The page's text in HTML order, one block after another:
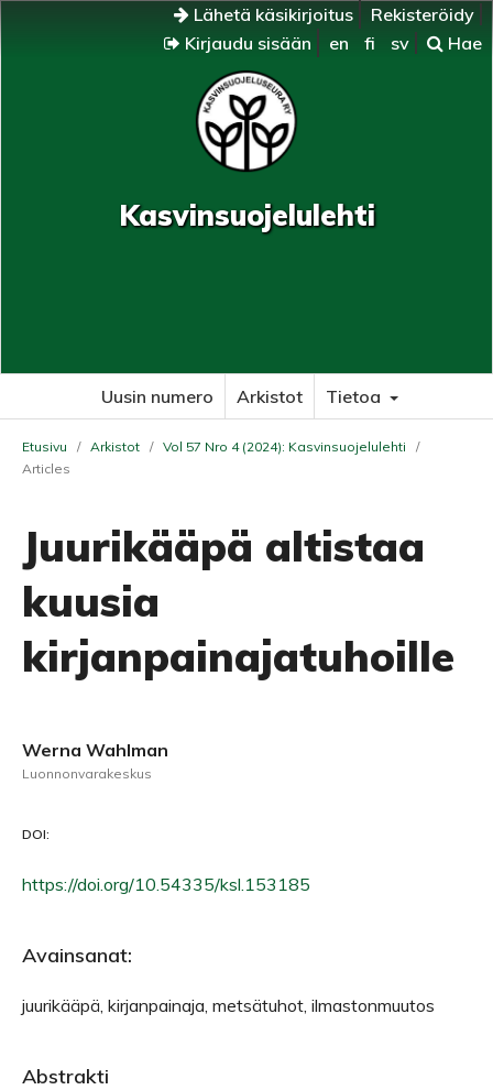
Lähetä käsikirjoitus
Rekisteröidy
Kirjaudu sisään
en fi sv Hae
Kasvinsuojelulehti
Uusin numero Arkistot Tietoa
Etusivu / Arkistot / Vol 57 Nro 4 (2024): Kasvinsuojelulehti
/
Articles
Juurikääpä altistaa
kuusia
kirjanpainajatuhoille
Werna Wahlman
Luonnonvarakeskus
DOI:
https://doi.org/10.54335/ksl.153185
Avainsanat:
juurikääpä, kirjanpainaja, metsätuhot, ilmastonmuutos
Abstrakti